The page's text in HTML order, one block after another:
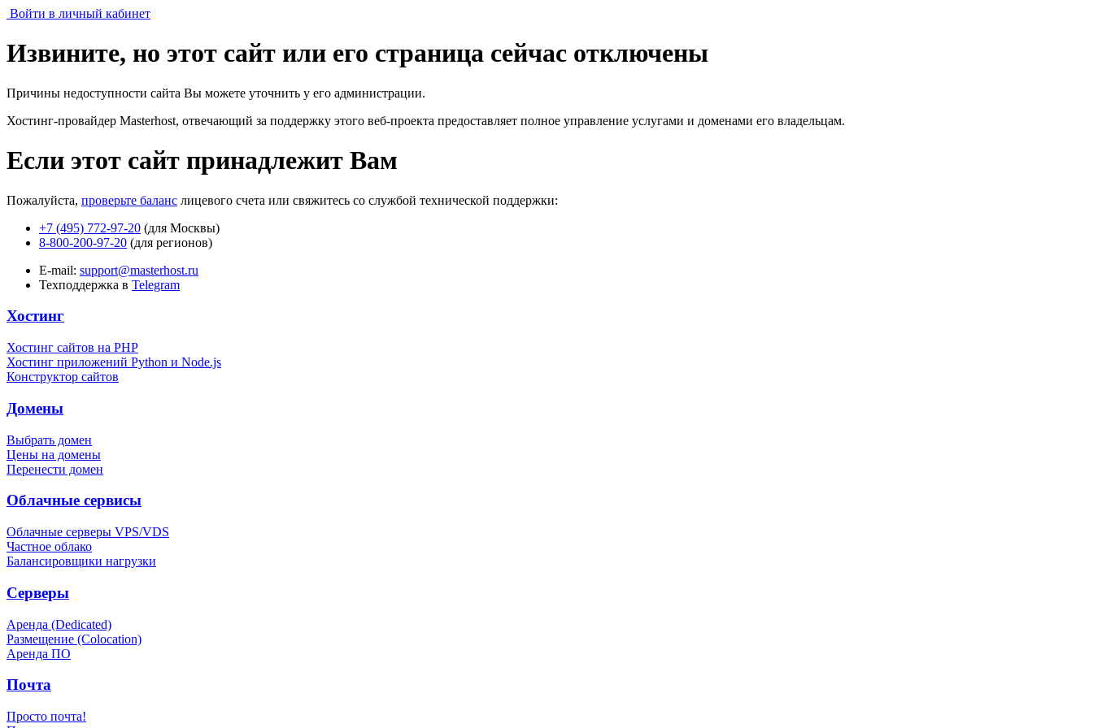
Войти в личный кабинет
Извините, но этот сайт или его страница сейчас отключены
Причины недоступности сайта Вы можете уточнить у его администрации.
Хостинг-провайдер Masterhost, отвечающий за поддержку этого веб-проекта предоставляет полное управление услугами и доменами его владельцам.
Если этот сайт принадлежит Вам
Пожалуйста, проверьте баланс лицевого счета или свяжитесь со службой технической поддержки:
+7 (495) 772-97-20 (для Москвы)
8-800-200-97-20 (для регионов)
E-mail: support@masterhost.ru
Техподдержка в Telegram
Хостинг
Хостинг сайтов на PHP
Хостинг приложений Python и Node.js
Конструктор сайтов
Домены
Выбрать домен
Цены на домены
Перенести домен
Облачные сервисы
Облачные серверы VPS/VDS
Частное облако
Балансировщики нагрузки
Серверы
Аренда (Dedicated)
Размещение (Colocation)
Аренда ПО
Почта
Просто почта!